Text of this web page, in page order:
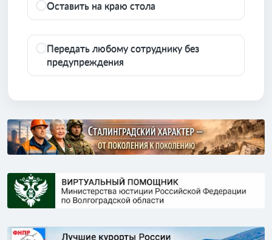
Оставить на краю стола
Передать любому сотруднику без
предупреждения